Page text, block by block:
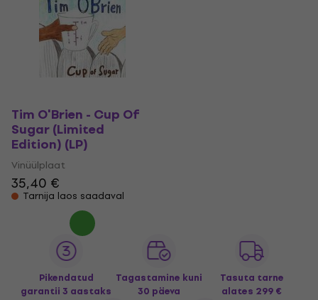
Tim O'Brien - Cup Of
Sugar (Limited
Edition) (LP)
Vinüülplaat
35,40 €
Tarnija laos saadaval
Pikendatud
garantii 3 aastaks
Tagastamine kuni
30 päeva
Tasuta tarne
alates 299 €